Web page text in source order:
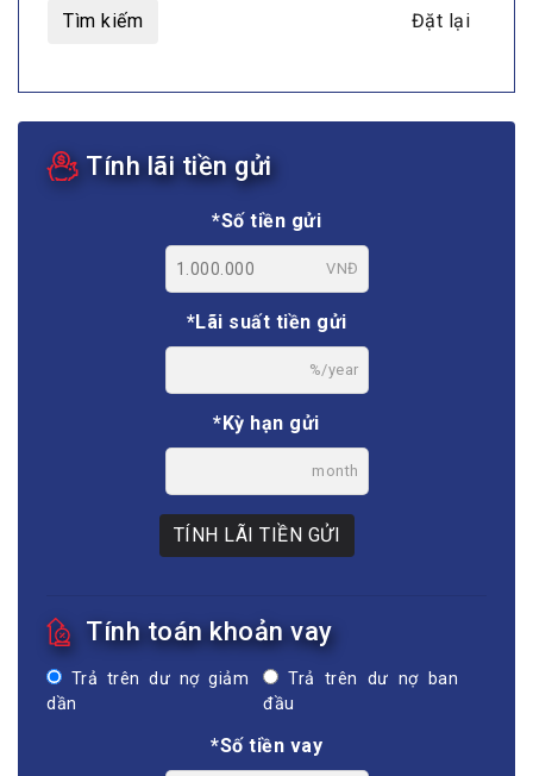
Tìm kiếm Đặt lại
Tính lãi tiền gửi
*Số tiền gửi
VNĐ
*Lãi suất tiền gửi
%/year
*Kỳ hạn gửi
month
TÍNH LÃI TIỀN GỬI
Tính toán khoản vay
Trả trên dư nợ giảm
dần
Trả trên dư nợ ban
đầu
*Số tiền vay